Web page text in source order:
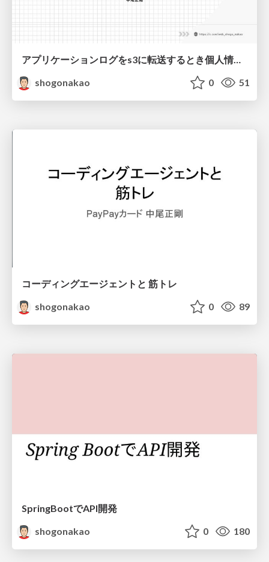
アプリケーションログをs3に転送するとき個人情報気をつけてますか？
shogonakao
0 51
コーディングエージェントと 筋トレ
shogonakao
0 89
SpringBootでAPI開発
shogonakao
0 180